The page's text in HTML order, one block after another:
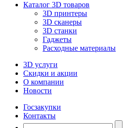
Каталог 3D товаров
3D принтеры
3D сканеры
3D станки
Гаджеты
Расходные материалы
3D услуги
Скидки и акции
О компании
Новости
Госзакупки
Контакты